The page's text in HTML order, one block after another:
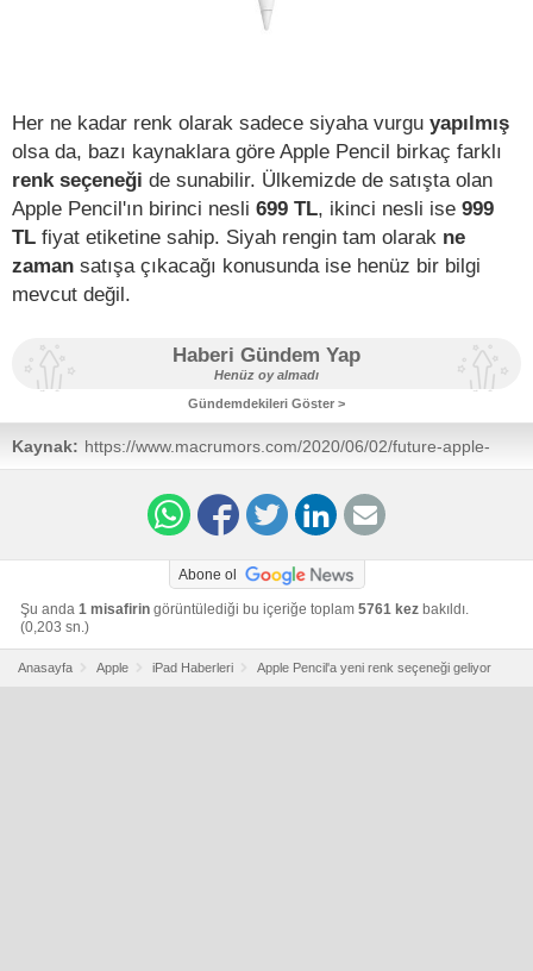
Her ne kadar renk olarak sadece siyaha vurgu yapılmış
olsa da, bazı kaynaklara göre Apple Pencil birkaç farklı
renk seçeneği de sunabilir. Ülkemizde de satışta olan
Apple Pencil'ın birinci nesli 699 TL, ikinci nesli ise 999
TL fiyat etiketine sahip. Siyah rengin tam olarak ne
zaman satışa çıkacağı konusunda ise henüz bir bilgi
mevcut değil.
Haberi Gündem Yap
Henüz oy almadı
Gündemdekileri Göster >
Kaynak: https://www.macrumors.com/2020/06/02/future-apple-
pencil-black-color/
Abone ol
Şu anda 1 misafirin görüntülediği bu içeriğe toplam 5761 kez bakıldı.
(0,203 sn.)
Anasayfa Apple iPad Haberleri Apple Pencil'a yeni renk seçeneği geliyor